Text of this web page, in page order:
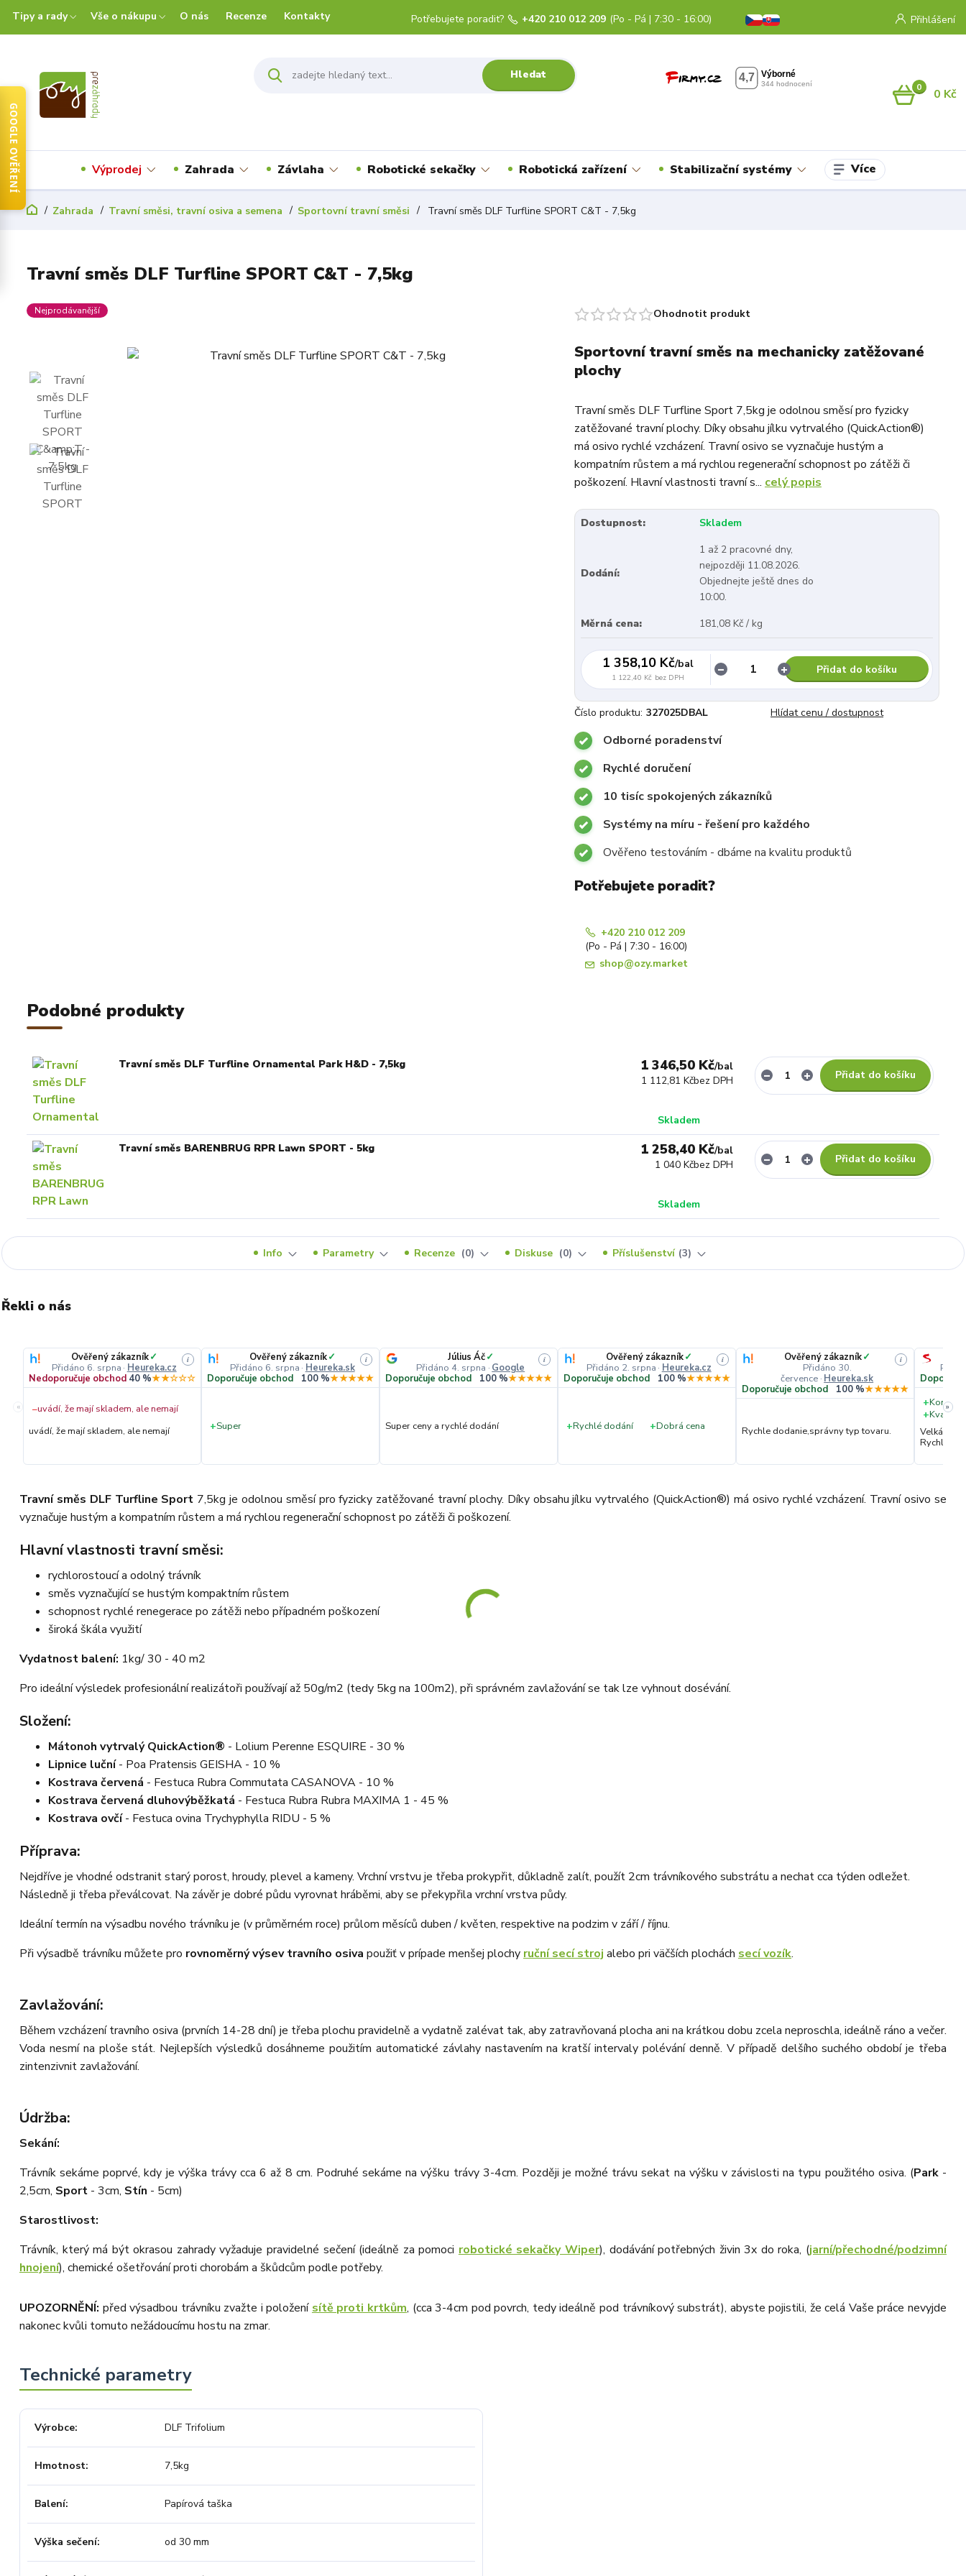
Tipy a rady Vše o nákupu O nás Recenze Kontakty Přihlášení
Hledat
Potřebujete poradit? +420 210 012 209 (Po - Pá | 7:30 - 16:00)
0 0 Kč
Výprodej Zahrada Závlaha Robotické sekačky Robotická zařízení Stabilizační systémy Více
Zahrada Travní směsi, travní osiva a semena Sportovní travní směsi Travní směs DLF Turfline SPORT C&T - 7,5kg
Travní směs DLF Turfline SPORT C&T - 7,5kg
Nejprodávanější Ohodnotit produkt
Sportovní travní směs na mechanicky zatěžované
plochy
Travní směs DLF Turfline Sport 7,5kg je odolnou směsí pro fyzicky
zatěžované travní plochy. Díky obsahu jílku vytrvalého (QuickAction®)
má osivo rychlé vzcházení. Travní osivo se vyznačuje hustým a
kompatním růstem a má rychlou regenerační schopnost po zátěži či
poškození. Hlavní vlastnosti travní s... celý popis
Dostupnost: Skladem
Dodání:
1 až 2 pracovné dny,
nejpozději 11.08.2026.
Objednejte ještě dnes do
10:00.
Měrná cena:
181,08 Kč / kg
1 358,10 Kč/bal
1 122,40 Kč bez DPH
Přidat do košíku
Číslo produktu: 327025DBAL Hlídat cenu / dostupnost
Odborné poradenství
Rychlé doručení
10 tisíc spokojených zákazníků
Systémy na míru - řešení pro každého
Ověřeno testováním - dbáme na kvalitu produktů
Potřebujete poradit?
+420 210 012 209
(Po - Pá | 7:30 - 16:00)
shop@ozy.market
Podobné produkty
Travní směs DLF Turfline Ornamental Park H&D - 7,5kg 1 346,50 Kč/bal
1 112,81 Kčbez DPH
Skladem
Přidat do košíku
Travní směs BARENBRUG RPR Lawn SPORT - 5kg 1 258,40 Kč/bal
1 040 Kčbez DPH
Skladem
Přidat do košíku
Info Parametry Recenze 0 Diskuse 0 Příslušenství 3
Řekli o nás
«
Ověřený zákazník✓
Přidáno 6. srpna · Heureka.cz
i
Nedoporučuje obchod 40 %★★☆☆☆
−uvádí, že mají skladem, ale nemají
uvádí, že mají skladem, ale nemají
Ověřený zákazník✓
Přidáno 6. srpna · Heureka.sk
i
Doporučuje obchod 100 %★★★★★
+Super
Július Áč✓
Přidáno 4. srpna · Google
i
Doporučuje obchod 100 %★★★★★
Super ceny a rychlé dodání
Ověřený zákazník✓
Přidáno 2. srpna · Heureka.cz
i
Doporučuje obchod 100 %★★★★★
+Rychlé dodání +Dobrá cena
Ověřený zákazník✓
Přidáno 30.
července · Heureka.sk
i
Doporučuje obchod 100 %★★★★★
Rychle dodanie,správny typ tovaru.
+
+Kvalita
Velká
Rychlé
»
Travní směs DLF Turfline Sport 7,5kg je odolnou směsí pro fyzicky zatěžované travní plochy. Díky obsahu jílku vytrvalého (QuickAction®) má osivo rychlé vzcházení. Travní osivo se
vyznačuje hustým a kompatním růstem a má rychlou regenerační schopnost po zátěži či poškození.
Hlavní vlastnosti travní směsi:
rychlorostoucí a odolný trávník
směs vyznačující se hustým kompaktním růstem
schopnost rychlé renegerace po zátěži nebo případném poškození
široká škála využití
Vydatnost balení: 1kg/ 30 - 40 m2
Pro ideální výsledek profesionální realizátoři používají až 50g/m2 (tedy 5kg na 100m2), při správném zavlažování se tak lze vyhnout dosévání.
Složení:
Mátonoh vytrvalý QuickAction® - Lolium Perenne ESQUIRE - 30 %
Lipnice luční- Poa Pratensis GEISHA - 10 %
Kostrava červená - Festuca Rubra Commutata CASANOVA - 10 %
Kostrava červená dluhovýběžkatá - Festuca Rubra Rubra MAXIMA 1 - 45 %
Kostrava ovčí- Festuca ovina Trychyphylla RIDU - 5 %
Příprava:
Nejdříve je vhodné odstranit starý porost, hroudy, plevel a kameny. Vrchní vrstvu je třeba prokypřit, důkladně zalít, použít 2cm trávníkového substrátu a nechat cca týden odležet.
Následně ji třeba převálcovat. Na závěr je dobré půdu vyrovnat hráběmi, aby se překypřila vrchní vrstva půdy.
Ideální termín na výsadbu nového trávníku je (v průměrném roce) průlom měsíců duben / květen, respektive na podzim v září / říjnu.
Při výsadbě trávníku můžete pro rovnoměrný výsev travního osiva použiť v prípade menšej plochy ruční secí stroj alebo pri väčších plochách secí vozík.
Zavlažování:
Během vzcházení travního osiva (prvních 14-28 dní) je třeba plochu pravidelně a vydatně zalévat tak, aby zatravňovaná plocha ani na krátkou dobu zcela neproschla, ideálně ráno a večer.
Voda nesmí na ploše stát. Nejlepších výsledků dosáhneme použitím automatické závlahy nastavením na kratší intervaly polévání denně. V případě delšího suchého období je třeba
zintenzivnit zavlažování.
Údržba:
Sekání:
Trávník sekáme poprvé, kdy je výška trávy cca 6 až 8 cm. Podruhé sekáme na výšku trávy 3-4cm. Později je možné trávu sekat na výšku v závislosti na typu použitého osiva. (Park -
2,5cm, Sport - 3cm, Stín - 5cm)
Starostlivost:
Trávník, který má být okrasou zahrady vyžaduje pravidelné sečení (ideálně za pomoci robotické sekačky Wiper), dodávání potřebných živin 3x do roka, (jarní/přechodné/podzimní
hnojení), chemické ošetřování proti chorobám a škůdcům podle potřeby.
UPOZORNĚNÍ: před výsadbou trávníku zvažte i položení sítě proti krtkům, (cca 3-4cm pod povrch, tedy ideálně pod trávníkový substrát), abyste pojistili, že celá Vaše práce nevyjde
nakonec kvůli tomuto nežádoucímu hostu na zmar.
Výrobce DLF Trifolium
Hmotnost 7,5kg
Balení Papírová taška
Výška sečení od 30 mm
GOOGLE OVĚŘENÍ